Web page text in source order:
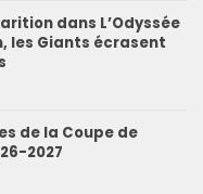
dans L’Odyssée
les Giants écrasent
de la Coupe de
2027